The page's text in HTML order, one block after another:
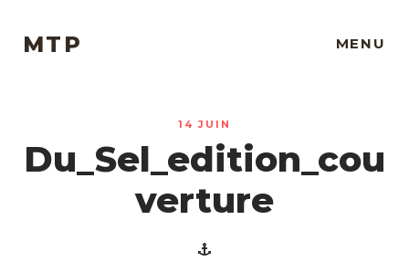
MTP MENU
14 JUIN
Du_Sel_edition_cou
verture